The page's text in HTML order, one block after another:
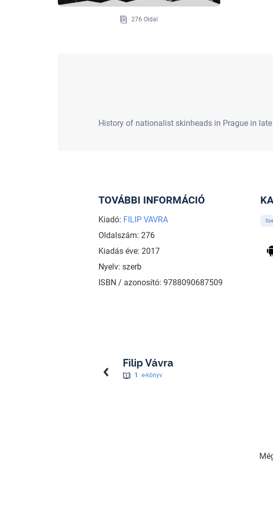
276 Oldal
History of nationalist skinheads in Prague in
TOVÁBBI INFORMÁCIÓ
Kiadó: FILIP VAVRA
Oldalszám: 276
Kiadás éve: 2017
Nyelv: szerb
ISBN / azonosító: 9788090687509
Filip Vávra
1 e-könyv